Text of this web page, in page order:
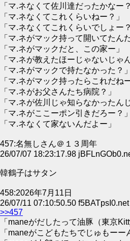
「マ.ネなくて佐川達だったかなー？
「マ.ネなくてこれくらいねー？」
「マ.ネなくてこれくらいでしょー？
「マ.ネがマック持って開いてたん
「マ.ネがマックだと、この家ー」
「マ.ネが教えたほーじゃないじゃ
「マ.ネがマックで持たなかった？」
「マ.ネがマック持ったらこれだね
「マ.ネがお父さんたち病院？」
「マ.ネが佐川じゃ知らなかったん
「マ.ネがここーポン引きだろー？」
「マ.ネなくて家ないんだよー」
457:名無しさん＠１３周年
26/07/07 18:23:17.98
韓鶴子はサタン
458:2026年7月11日
26/07/11 07:10:50.50 f5BATpsI0.net
>>457
「maneがだしたって油豚（東京
「maneがこどもたちでじゅもーー